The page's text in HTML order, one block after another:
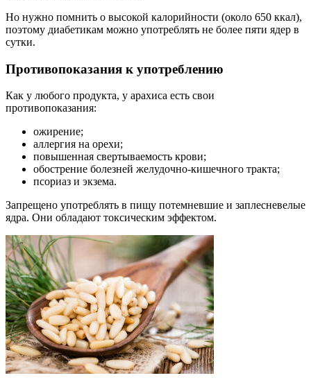
Но нужно помнить о высокой калорийности (около 650 ккал),
поэтому диабетикам можно употреблять не более пяти ядер в
сутки.
Противопоказания к употреблению
Как у любого продукта, у арахиса есть свои
противопоказания:
ожирение;
аллергия на орехи;
повышенная свертываемость крови;
обострение болезней желудочно-кишечного тракта;
псориаз и экзема.
Запрещено употреблять в пищу потемневшие и заплесневелые
ядра. Они обладают токсическим эффектом.